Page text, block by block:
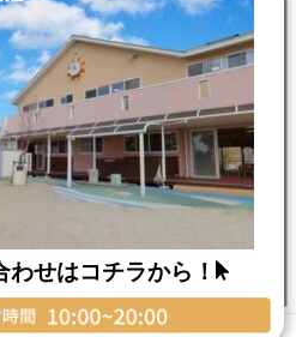
All Rights Reserved.
わせはコチラから！